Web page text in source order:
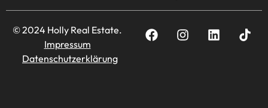
© 2024 Holly Real Estate.
Impressum
Datenschutzerklärung